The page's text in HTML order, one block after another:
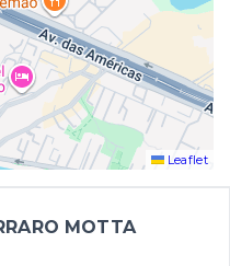
Leaflet
MOTTA